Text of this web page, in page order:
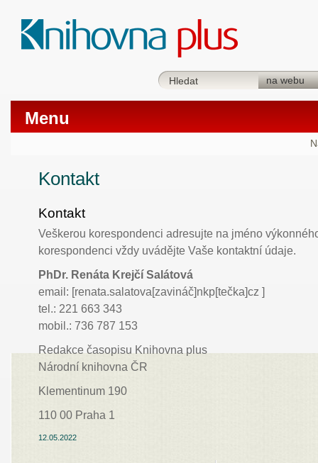
Menu
Kontakt
Kontakt
Veškerou korespondenci adresujte na jméno
korespondenci vždy uvádějte Vaše kontaktní údaje.
PhDr. Renáta Krejčí Salátová
email: [renata.salatova[zavináč]nkp[tečka]cz ]
tel.: 221 663 343
mobil.: 736 787 153
Redakce časopisu Knihovna plus
Národní knihovna ČR
Klementinum 190
110 00 Praha 1
12.05.2022